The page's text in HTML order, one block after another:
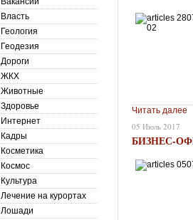
Читать далее
05 Июль 2017
БИЗНЕС-
Власть
Геология
Геодезия
Дороги
ЖКХ
Животные
Здоровье
Интернет
Кадры
Косметика
Космос
Культура
Лечение на курортах
Лошади